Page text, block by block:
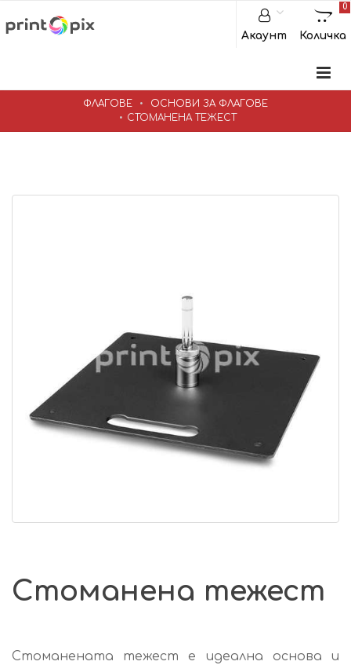
Акаунт
0
Количка
ФЛАГОВЕ
ОСНОВИ ЗА ФЛАГОВЕ
СТОМАНЕНА ТЕЖЕСТ
Стоманена тежест
Стоманената тежест е идеална основа и